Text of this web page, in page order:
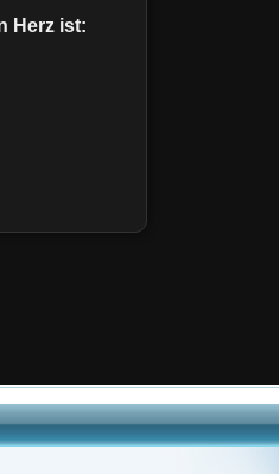
Arshad Aslam